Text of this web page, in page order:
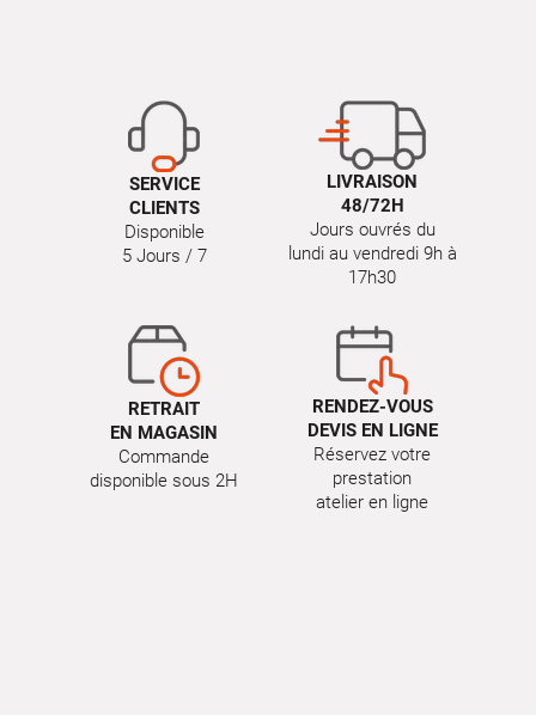
SERVICE
CLIENTS
Disponible
5 Jours / 7
LIVRAISON
48/72H
Jours ouvrés du
lundi au vendredi 9h à
17h30
RETRAIT
EN MAGASIN
Commande
disponible sous 2H
RENDEZ-VOUS
DEVIS EN LIGNE
Réservez votre
prestation
atelier en ligne